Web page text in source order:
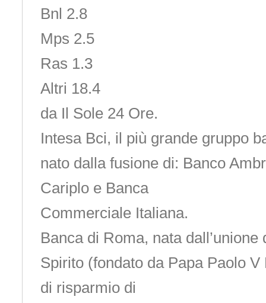
Bnl 2.8
Mps 2.5
Ras 1.3
Altri 18.4
da Il Sole 24 Ore.
Intesa Bci, il più grande gruppo
nato dalla fusione di: Banco
Cariplo e Banca
Commerciale Italiana.
Banca di Roma, nata
Spirito (fondato da Papa Paolo
di risparmio di